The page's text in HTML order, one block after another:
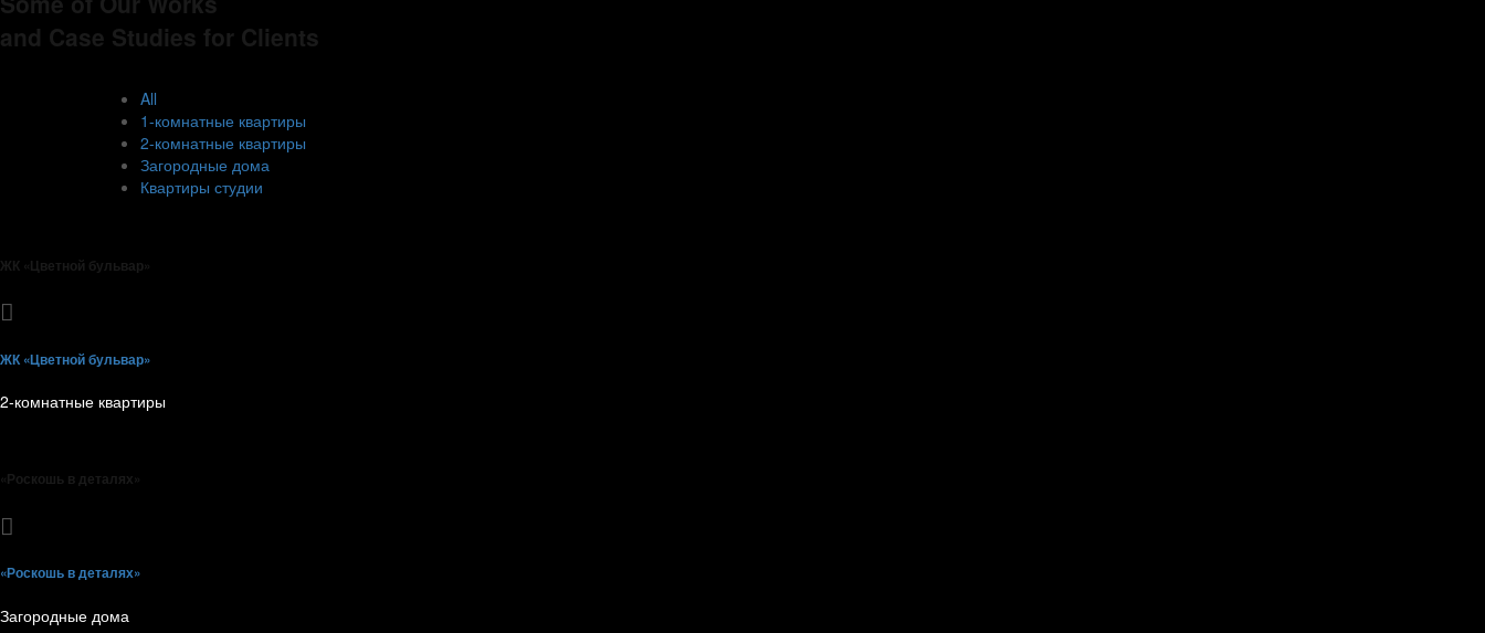
and Case Studies for Clients
All
1-комнатные квартиры
2-комнатные квартиры
Загородные дома
Квартиры студии
ЖК «Цветной бульвар»
ЖК «Цветной бульвар»
2-комнатные квартиры
«Роскошь в деталях»
«Роскошь в деталях»
Загородные дома